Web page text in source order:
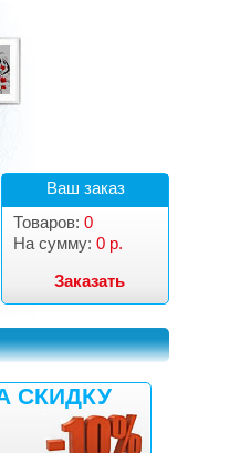
Ваш заказ
Товаров: 0
На сумму: 0 р.
Заказать
СКИДКУ